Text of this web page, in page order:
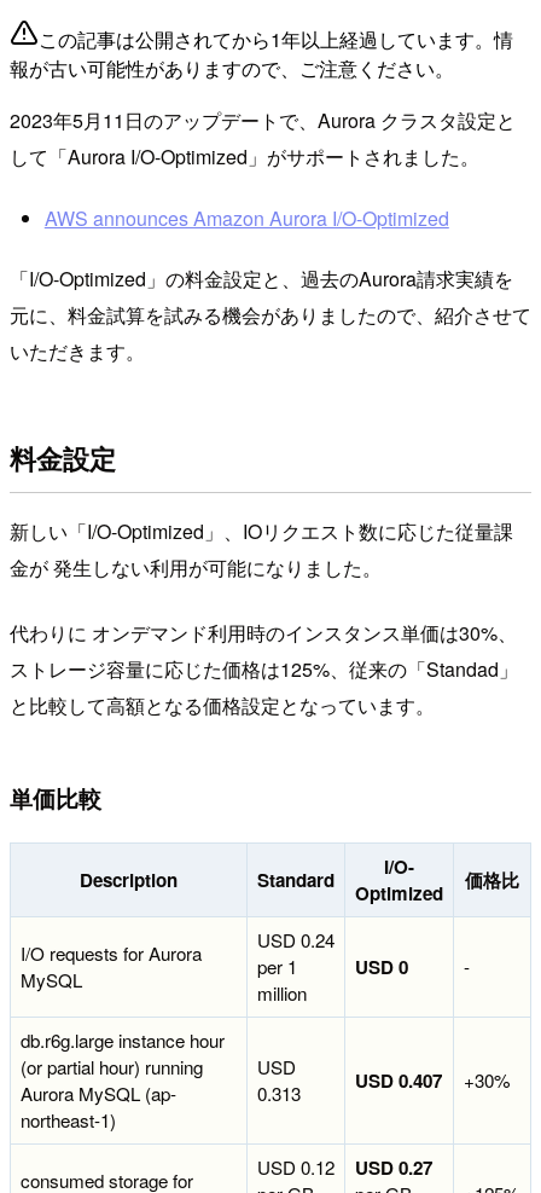
この記事は公開されてから1年以上経過しています。情
報が古い可能性がありますので、ご注意ください。
2023年5月11日のアップデートで、Aurora クラスタ設定と
して「Aurora I/O-Optimized」がサポートされました。
AWS announces Amazon Aurora I/O-Optimized
「I/O-Optimized」の料金設定と、過去のAurora請求実績を
元に、料金試算を試みる機会がありましたので、紹介させて
いただきます。
料金設定
新しい「I/O-Optimized」、IOリクエスト数に応じた従量課
金が 発生しない利用が可能になりました。
代わりに オンデマンド利用時のインスタンス単価は30%、
ストレージ容量に応じた価格は125%、従来の「Standad」
と比較して高額となる価格設定となっています。
単価比較
Description Standard
I/O-
Optimized
価格比
I/O requests for Aurora
MySQL
USD 0.24
per 1
million
USD 0 -
db.r6g.large instance hour
(or partial hour) running
Aurora MySQL (ap-
northeast-1)
USD
0.313
USD 0.407 +30%
consumed storage for
USD 0.12
USD 0.27